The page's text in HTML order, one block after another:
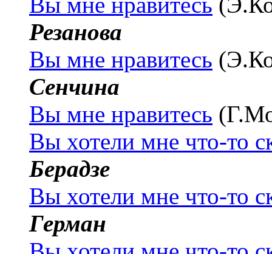
Резанова
Вы мне нравитесь
Сенчина
Вы мне нравитесь
Вы хотели мне что-то
Берадзе
Вы хотели мне что-то
Герман